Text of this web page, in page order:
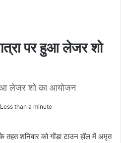
पर हुआ लेजर शो
लेजर शो का आयोजन
Less than a minute
शनिवार को गोंडा टाउन हॉल में अमृत